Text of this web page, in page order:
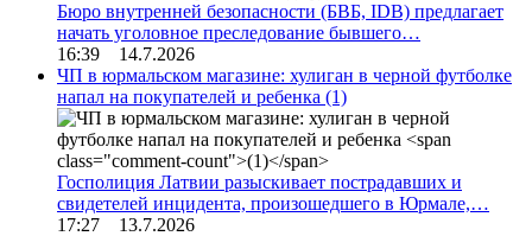
Бюро внутренней безопасности (БВБ, IDB) предлагает
начать уголовное преследование бывшего…
16:39 14.7.2026
ЧП в юрмальском магазине: хулиган в черной футболке
напал на покупателей и ребенка (1)
Госполиция Латвии разыскивает пострадавших и
свидетелей инцидента, произошедшего в Юрмале,…
17:27 13.7.2026